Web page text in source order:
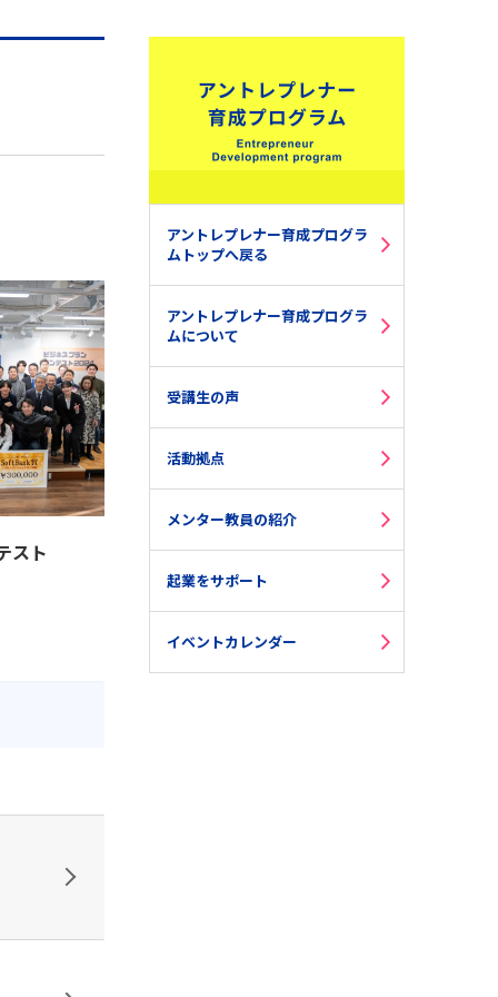
スト
アントレプレナー育成プログラ
ムトップへ戻る
アントレプレナー育成プログラ
ムについて
受講生の声
活動拠点
メンター教員の紹介
起業をサポート
イベントカレンダー